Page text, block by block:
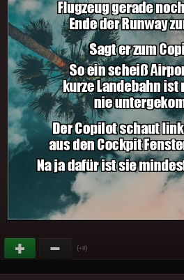
(+8)